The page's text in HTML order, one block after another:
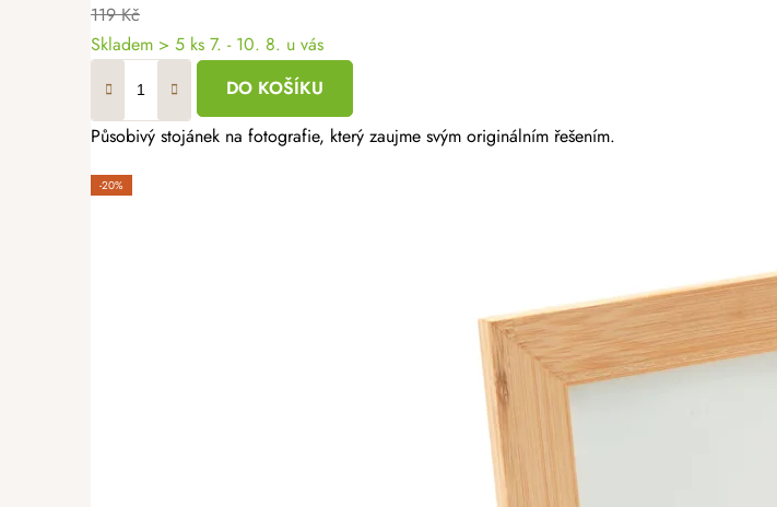
119 Kč
Skladem > 5 ks 7. - 10. 8. u vás
DO KOŠÍKU
Působivý stojánek na fotografie, který zaujme svým originálním řešením.
-20%